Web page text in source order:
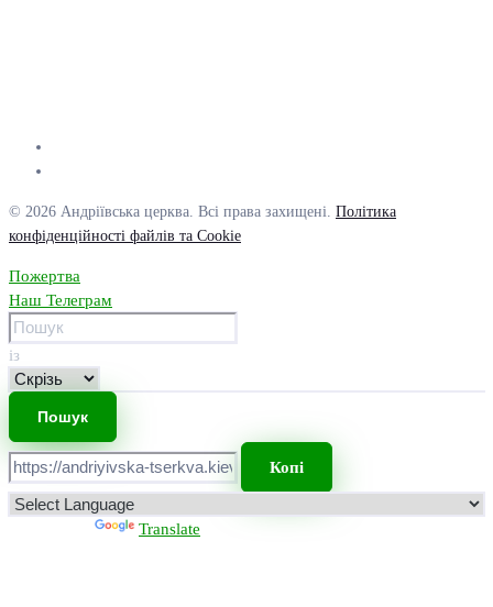
© 2026 Андріївська церква. Всі права захищені. Політика
конфіденційності файлів та Cookie
Пожертва
Наш Телеграм
із
Копі
Translate